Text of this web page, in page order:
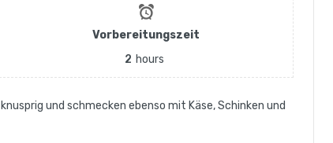
Vorbereitungszeit
2 hours
und schmecken ebenso mit Käse, Schinken und